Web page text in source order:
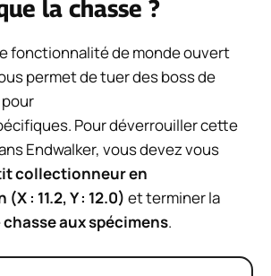
la chasse ?
fonctionnalité de monde ouvert
permet de tuer des boss de
Pour déverrouiller cette
Endwalker, vous devez vous
collectionneur en
: 11.2, Y : 12.0) et terminer la
chasse aux spécimens.